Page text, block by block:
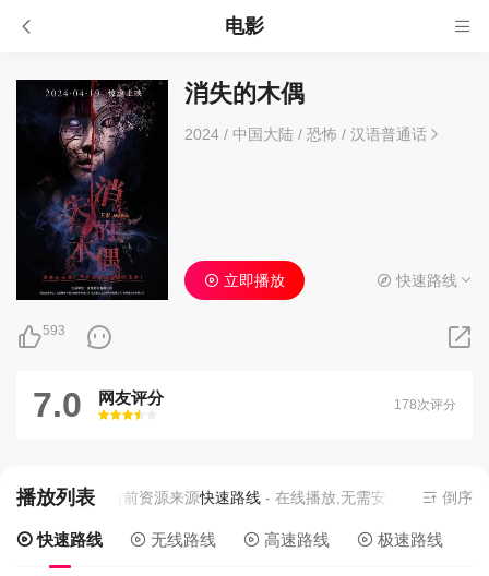
电影
消失的木偶
2024 / 中国大陆 / 恐怖/ 汉语普通话
593
立即播放 快速路线
7.0 网友评分
很差
较差还行推荐力荐
178次评分
播放列表当前资源来源快速路线- 在线播放,无需安装播放器 倒序
快速路线 无线路线 高速路线 极速路线